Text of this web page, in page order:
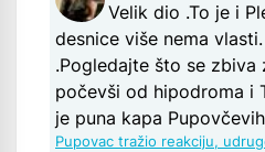
Velik dio .To je i
desnice više nema
.Pogledajte što se zbiva
počevši od hipodroma i
je puna kapa
Pupovac tražio reakciju,